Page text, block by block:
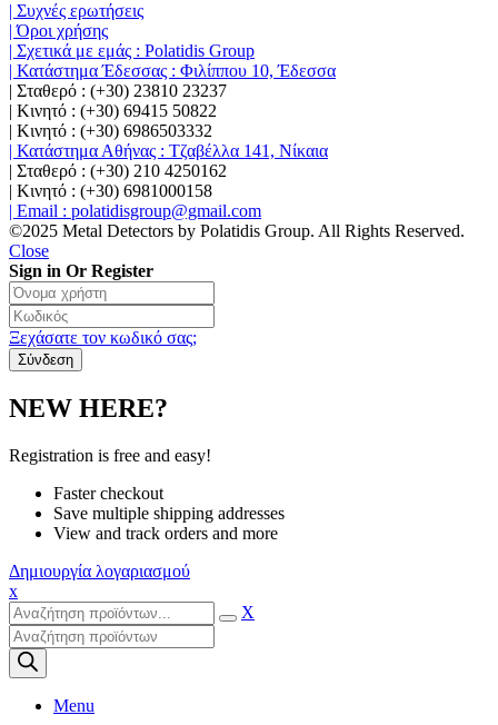
| Συχνές ερωτήσεις
| Όροι χρήσης
| Σχετικά με εμάς : Polatidis Group
| Κατάστημα Έδεσσας : Φιλίππου 10, Έδεσσα
| Σταθερό : (+30) 23810 23237
| Κινητό : (+30) 69415 50822
| Κινητό : (+30) 6986503332
| Κατάστημα Αθήνας : Τζαβέλλα 141, Νίκαια
| Σταθερό : (+30) 210 4250162
| Κινητό : (+30) 6981000158
| Email : polatidisgroup@gmail.com
©2025 Metal Detectors by Polatidis Group. All Rights Reserved.
Close
Sign in Or Register
Ξεχάσατε τον κωδικό σας;
NEW HERE?
Registration is free and easy!
Faster checkout
Save multiple shipping addresses
View and track orders and more
Δημιουργία λογαριασμού
x
X
Products
search
Menu